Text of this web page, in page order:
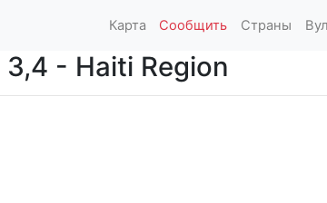
Карта Сообщить Страны
- Haiti Region